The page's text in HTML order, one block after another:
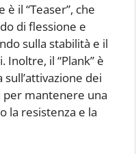
il “Teaser”, che
di flessione e
sulla stabilità e il
il “Plank” è
dei
per mantenere una
la resistenza e la